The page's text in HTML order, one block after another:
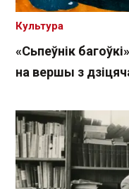
«Сьпеўнік
на вершы з
Культура